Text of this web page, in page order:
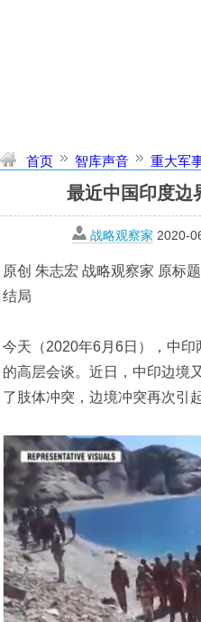
首页 智库声音 重大军
最近中国印度边
战略观察家 2020-
原创 朱志宏 战略观察家 原标
结局
今天（2020年6月6日），中印
的高层会谈。近日，中印边境
了肢体冲突，边境冲突再次引